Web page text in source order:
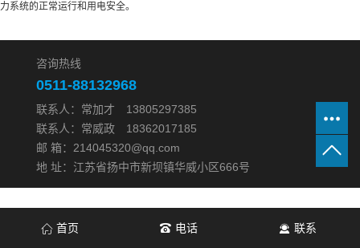
力系统的正常运行和用电安全。
咨询热线
0511-88132968
联系人：常加才 13805297385
联系人：常威政 18362017185
邮 箱：214045320@qq.com
地 址：江苏省扬中市新坝镇华威小区666号
首页 电话 联系